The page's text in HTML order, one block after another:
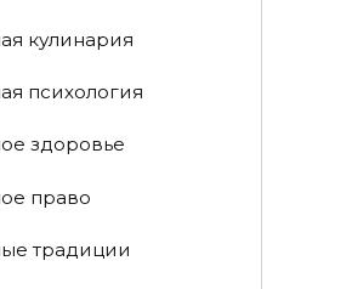
кулинария
психология
здоровье
право
традиции